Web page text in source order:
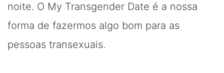
noite. O My Transgender Date é a nossa
forma de fazermos algo bom para as
pessoas transexuais.